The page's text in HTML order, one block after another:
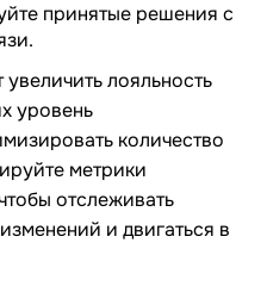
принятые решения с
лояльность
уровень
количество
метрики
отслеживать
и двигаться в